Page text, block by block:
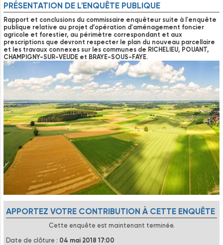
PRÉSENTATION DE L'ENQUÊTE PUBLIQUE
Rapport et conclusions du commissaire enquêteur suite à l'enquête
publique relative au projet d’opération d'aménagement foncier
agricole et forestier, au périmètre correspondant et aux
prescriptions que devront respecter le plan du nouveau parcellaire
et les travaux connexes sur les communes de RICHELIEU, POUANT,
CHAMPIGNY-SUR-VEUDE et BRAYE-SOUS-FAYE.
APPORTEZ VOTRE CONTRIBUTION À CETTE ENQUÊTE
Cette enquête est maintenant terminée.
Date de clôture : 04 mai 2018 17:00